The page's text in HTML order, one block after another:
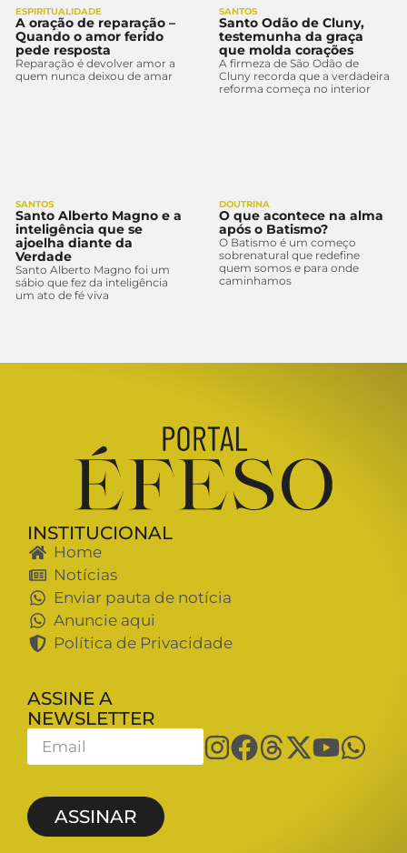
ESPIRITUALIDADE
A oração de reparação –
Quando o amor ferido
pede resposta
Reparação é devolver amor a
quem nunca deixou de amar
SANTOS
Santo Odão de Cluny,
testemunha da graça
que molda corações
A firmeza de São Odão de
Cluny recorda que a verdadeira
reforma começa no interior
SANTOS
Santo Alberto Magno e a
inteligência que se
ajoelha diante da
Verdade
Santo Alberto Magno foi um
sábio que fez da inteligência
um ato de fé viva
DOUTRINA
O que acontece na alma
após o Batismo?
O Batismo é um começo
sobrenatural que redefine
quem somos e para onde
caminhamos
INSTITUCIONAL
Home
Notícias
Enviar pauta de notícia
Anuncie aqui
Política de Privacidade
ASSINE A
NEWSLETTER
ASSINAR